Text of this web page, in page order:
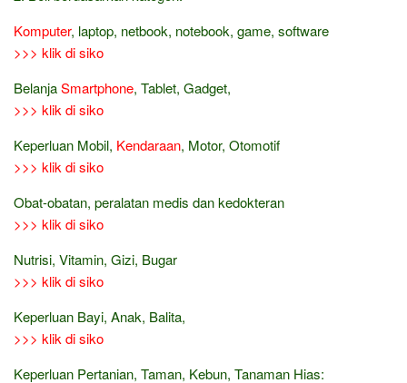
Komputer, laptop, netbook, notebook, game, software
>>> klik di siko
BelanjaSmartphone, Tablet, Gadget,
>>> klik di siko
Keperluan Mobil, Kendaraan, Motor, Otomotif
>>> klik di siko
Obat-obatan, peralatan medis dan kedokteran
>>> klik di siko
Nutrisi, Vitamin, Gizi, Bugar
>>> klik di siko
Keperluan Bayi, Anak, Balita,
>>> klik di siko
Keperluan Pertanian, Taman, Kebun, Tanaman Hias: